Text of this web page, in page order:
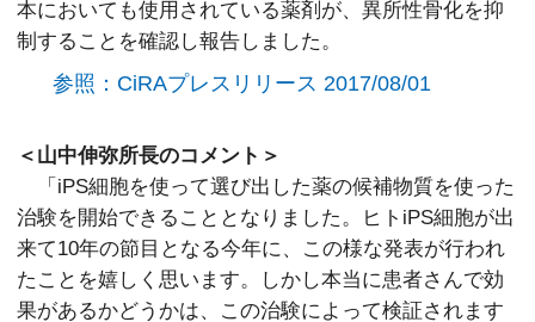
本においても使用されている薬剤が、異所性骨化を抑
制することを確認し報告しました。
参照：CiRAプレスリリース 2017/08/01
＜山中伸弥所長のコメント＞
「iPS細胞を使って選び出した薬の候補物質を使った
治験を開始できることとなりました。ヒトiPS細胞が出
来て10年の節目となる今年に、この様な発表が行われ
たことを嬉しく思います。しかし本当に患者さんで効
果があるかどうかは、この治験によって検証されます